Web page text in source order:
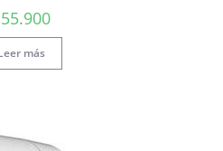
55.900
más